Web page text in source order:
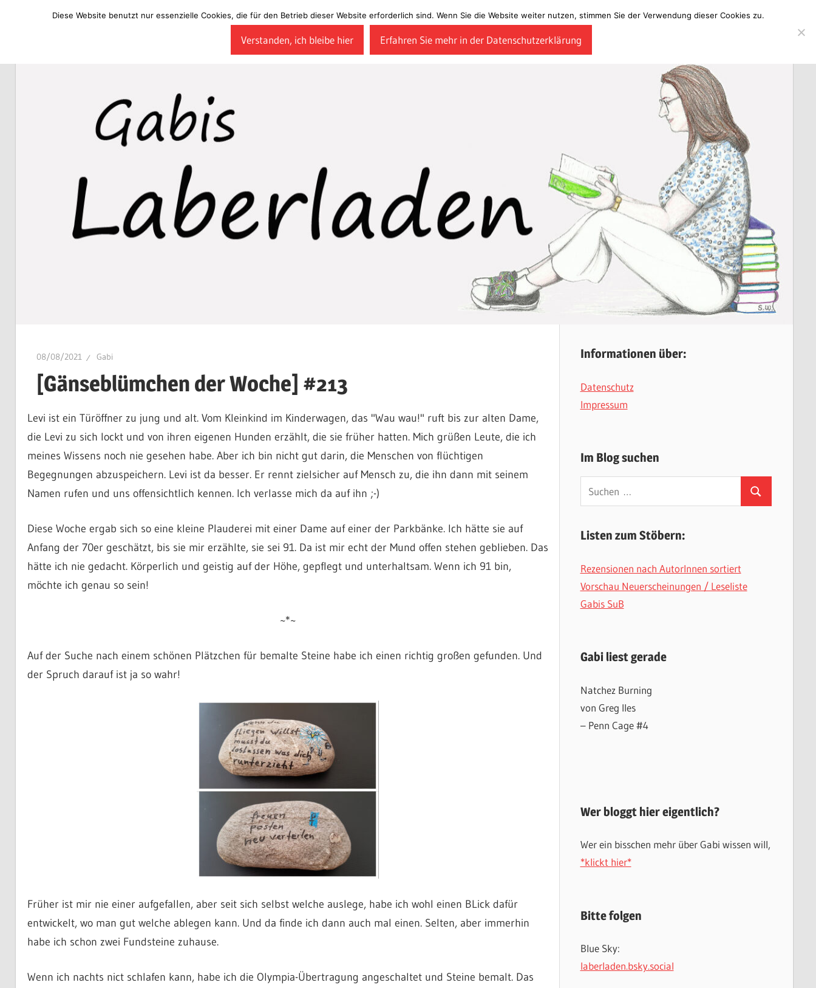
08/08/2021 Gabi
[Gänseblümchen der Woche] #213
Levi ist ein Türöffner zu jung und alt. Vom Kleinkind im Kinderwagen, das "Wau wau!" ruft bis zur alten Dame,
die Levi zu sich lockt und von ihren eigenen Hunden erzählt, die sie früher hatten. Mich grüßen Leute, die ich
meines Wissens noch nie gesehen habe. Aber ich bin nicht gut darin, die Menschen von flüchtigen
Begegnungen abzuspeichern. Levi ist da besser. Er rennt zielsicher auf Mensch zu, die ihn dann mit seinem
Namen rufen und uns offensichtlich kennen. Ich verlasse mich da auf ihn ;-)
Diese Woche ergab sich so eine kleine Plauderei mit einer Dame auf einer der Parkbänke. Ich hätte sie auf
Anfang der 70er geschätzt, bis sie mir erzählte, sie sei 91. Da ist mir echt der Mund offen stehen geblieben. Das
hätte ich nie gedacht. Körperlich und geistig auf der Höhe, gepflegt und unterhaltsam. Wenn ich 91 bin,
möchte ich genau so sein!
~*~
Auf der Suche nach einem schönen Plätzchen für bemalte Steine habe ich einen richtig großen gefunden. Und
der Spruch darauf ist ja so wahr!
Früher ist mir nie einer aufgefallen, aber seit sich selbst welche auslege, habe ich wohl einen BLick dafür
entwickelt, wo man gut welche ablegen kann. Und da finde ich dann auch mal einen. Selten, aber immerhin
habe ich schon zwei Fundsteine zuhause.
Wenn ich nachts nict schlafen kann, habe ich die Olympia-Übertragung angeschaltet und Steine bemalt. Das
Informationen über:
Datenschutz
Impressum
Im Blog suchen
Suchen
nach:
Suchen
Listen zum Stöbern:
Rezensionen nach AutorInnen sortiert
Vorschau Neuerscheinungen / Leseliste
Gabis SuB
Gabi liest gerade
Natchez Burning
von Greg Iles
– Penn Cage #4
Wer bloggt hier eigentlich?
Wer ein bisschen mehr über Gabi wissen will,
*klickt hier*
Bitte folgen
Blue Sky:
laberladen.bsky.social
Diese Website benutzt nur essenzielle Cookies, die für den Betrieb dieser Website erforderlich sind. Wenn Sie die Website weiter nutzen, stimmen Sie der Verwendung dieser Cookies zu.
Verstanden, ich bleibe hier Erfahren Sie mehr in der Datenschutzerklärung